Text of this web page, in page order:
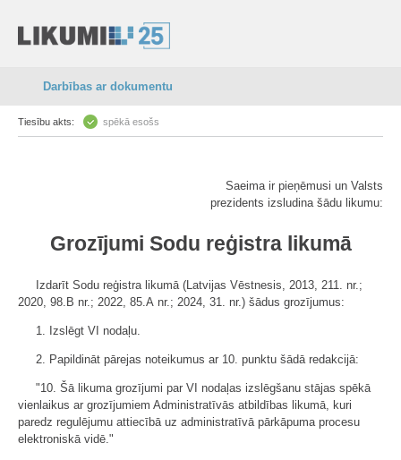
Darbības ar dokumentu
Tiesību akts: spēkā esošs
Saeima ir pieņēmusi un Valsts
prezidents izsludina šādu likumu:
Grozījumi Sodu reģistra likumā
Izdarīt Sodu reģistra likumā (Latvijas Vēstnesis, 2013, 211. nr.;
2020, 98.B nr.; 2022, 85.A nr.; 2024, 31. nr.) šādus grozījumus:
1. Izslēgt VI nodaļu.
2. Papildināt pārejas noteikumus ar 10. punktu šādā redakcijā:
"10. Šā likuma grozījumi par VI nodaļas izslēgšanu stājas spēkā
vienlaikus ar grozījumiem Administratīvās atbildības likumā, kuri
paredz regulējumu attiecībā uz administratīvā pārkāpuma procesu
elektroniskā vidē."